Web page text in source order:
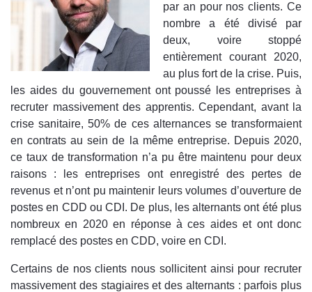
par an pour nos clients. Ce
nombre a été divisé par
deux, voire stoppé
entièrement courant 2020,
au plus fort de la crise. Puis,
les aides du gouvernement ont poussé les entreprises à
recruter massivement des apprentis. Cependant, avant la
crise sanitaire, 50% de ces alternances se transformaient
en contrats au sein de la même entreprise. Depuis 2020,
ce taux de transformation n’a pu être maintenu pour deux
raisons : les entreprises ont enregistré des pertes de
revenus et n’ont pu maintenir leurs volumes d’ouverture de
postes en CDD ou CDI. De plus, les alternants ont été plus
nombreux en 2020 en réponse à ces aides et ont donc
remplacé des postes en CDD, voire en CDI.
Certains de nos clients nous sollicitent ainsi pour recruter
massivement des stagiaires et des alternants : parfois plus